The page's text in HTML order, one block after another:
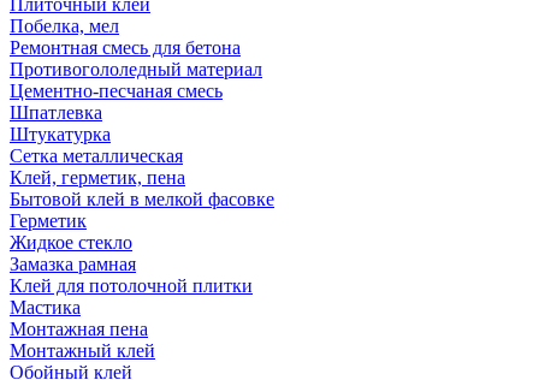
Плиточный клей
Побелка, мел
Ремонтная смесь для бетона
Противогололедный материал
Цементно-песчаная смесь
Шпатлевка
Штукатурка
Сетка металлическая
Клей, герметик, пена
Бытовой клей в мелкой фасовке
Герметик
Жидкое стекло
Замазка рамная
Клей для потолочной плитки
Мастика
Монтажная пена
Монтажный клей
Обойный клей